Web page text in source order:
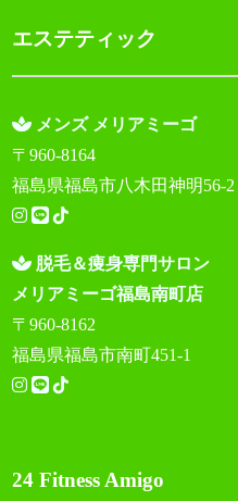
エステティック
メンズ メリアミーゴ
〒960-8164
福島県福島市八木田神明56-2
脱毛＆痩身専門サロン
メリアミーゴ福島南町店
〒960-8162
福島県福島市南町451-1
24 Fitness Amigo